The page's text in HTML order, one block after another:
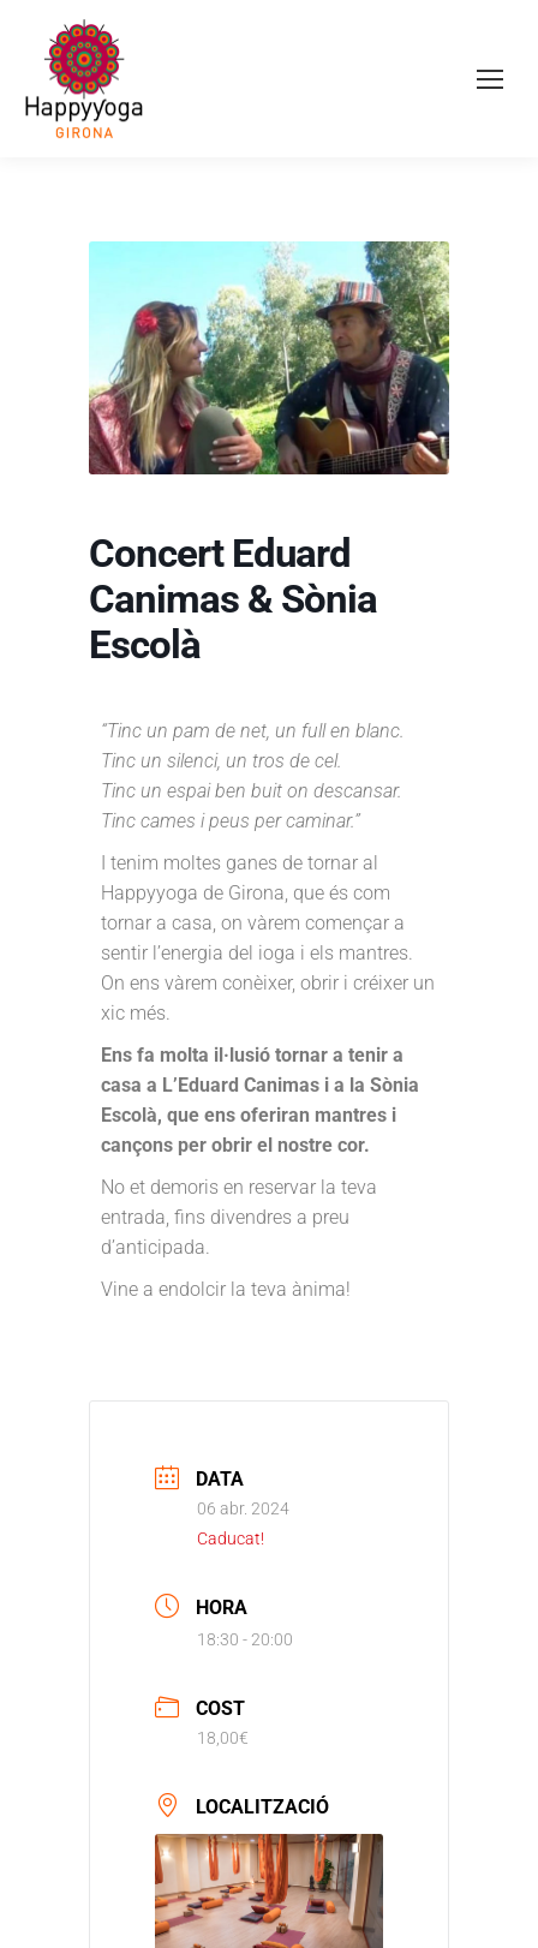
Concert Eduard
Canimas & Sònia
Escolà
“Tinc un pam de net, un full en blanc.
Tinc un silenci, un tros de cel.
Tinc un espai ben buit on descansar.
Tinc cames i peus per caminar.”
I tenim moltes ganes de tornar al
Happyyoga de Girona, que és com
tornar a casa, on vàrem començar a
sentir l’energia del ioga i els mantres.
On ens vàrem conèixer, obrir i créixer un
xic més.
Ens fa molta il·lusió tornar a tenir a
casa a L’Eduard Canimas i a la Sònia
Escolà, que ens oferiran mantres i
cançons per obrir el nostre cor.
No et demoris en reservar la teva
entrada, fins divendres a preu
d’anticipada.
Vine a endolcir la teva ànima!
DATA
06 abr. 2024
Caducat!
HORA
18:30 - 20:00
COST
18,00€
LOCALITZACIÓ